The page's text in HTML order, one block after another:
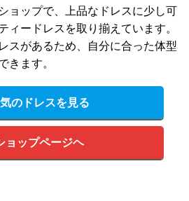
ョップで、上品なドレスに少し可
ィードレスを取り揃えています。
スがあるため、自分に合った体型
きます。
のドレスを見る
ョップページヘ